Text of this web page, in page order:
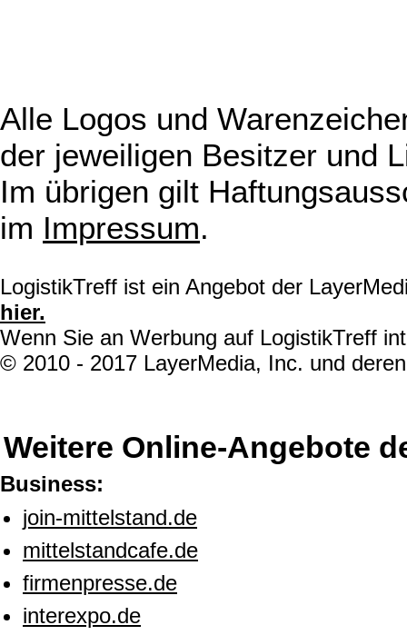
Alle Logos und
der jeweiligen Besitzer und
Im übrigen gilt
im Impressum.
LogistikTreff ist ein Angebot der
hier.
Wenn Sie an Werbung auf LogistikTreff
© 2010 - 2017 LayerMedia, Inc. und
Weitere Online-Angebote
Business:
join-mittelstand.de
mittelstandcafe.de
firmenpresse.de
interexpo.de